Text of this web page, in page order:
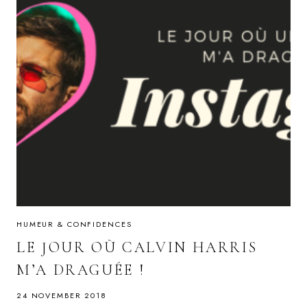
HUMEUR & CONFIDENCES
LE JOUR OÙ CALVIN HARRIS
M’A DRAGUÉE !
24 NOVEMBER 2018